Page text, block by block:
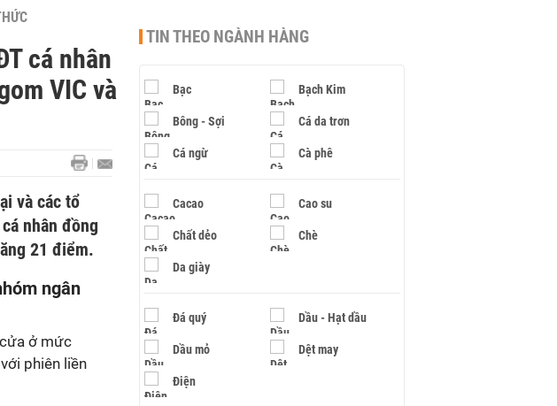
cá nhân
VIC và
và các tổ
nhân đồng
21 điểm.
ngân
ở mức
phiên liền
TIN THEO NGÀNH HÀNG
Bạc Bạch Kim
Bông - Sợi Cá da trơn
Cá ngừ Cà phê
Cacao Cao su
Chất dẻo Chè
Da giày
Đá quý Dầu - Hạt dầu
Dầu mỏ Dệt may
Điện